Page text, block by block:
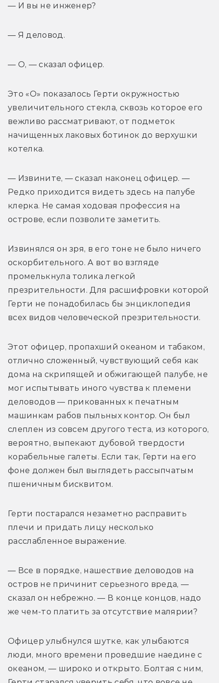
— И вы не инженер?
— Я деловод.
— О, — сказал офицер.
Это «О» показалось Герти окружностью
увеличительного стекла, сквозь которое его
вежливо рассматривают, от подметок
начищенных лаковых ботинок до верхушки
котелка.
— Извините, — сказал наконец офицер. —
Редко приходится видеть здесь на палубе
клерка. Не самая ходовая профессия на
острове, если позволите заметить.
Извинялся он зря, в его тоне не было ничего
оскорбительного. А вот во взгляде
промелькнула толика легкой
презрительности. Для расшифровки которой
Герти не понадобилась бы энциклопедия
всех видов человеческой презрительности.
Этот офицер, пропахший океаном и табаком,
отлично сложенный, чувствующий себя как
дома на скрипящей и обжигающей палубе, не
мог испытывать иного чувства к племени
деловодов — прикованных к печатным
машинкам рабов пыльных контор. Он был
слеплен из совсем другого теста, из которого,
вероятно, выпекают дубовой твердости
корабельные галеты. Если так, Герти на его
фоне должен был выглядеть рассыпчатым
пшеничным бисквитом.
Герти постарался незаметно расправить
плечи и придать лицу несколько
расслабленное выражение.
— Все в порядке, нашествие деловодов на
остров не причинит серьезного вреда, —
сказал он небрежно. — В конце концов, надо
же чем-то платить за отсутствие малярии?
Офицер улыбнулся шутке, как улыбаются
люди, много времени проведшие наедине с
океаном, — широко и открыто. Болтая с ним,